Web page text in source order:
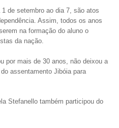
de setembro ao dia 7, são atos
Assim, todos os anos
na formação do aluno o
da nação.
por mais de 30 anos, não deixou a
assentamento Jibóia para
Stefanello também participou do